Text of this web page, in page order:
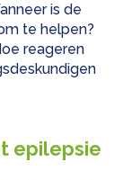
is de
te helpen?
reageren
epilepsie